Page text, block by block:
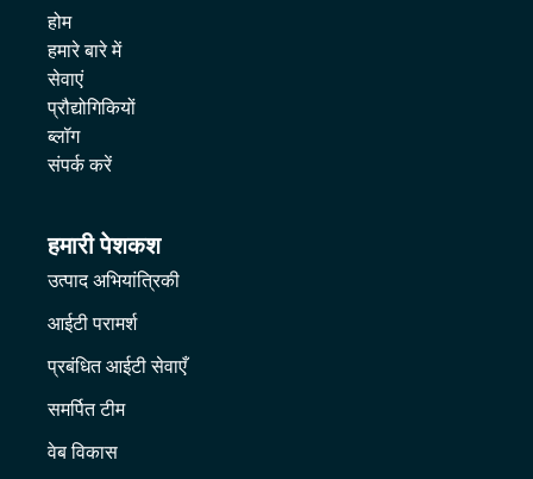
होम
हमारे बारे में
सेवाएं
प्रौद्योगिकियों
ब्लॉग
संपर्क करें
हमारी पेशकश
उत्पाद अभियांत्रिकी
आईटी परामर्श
प्रबंधित आईटी सेवाएँ
समर्पित टीम
वेब विकास